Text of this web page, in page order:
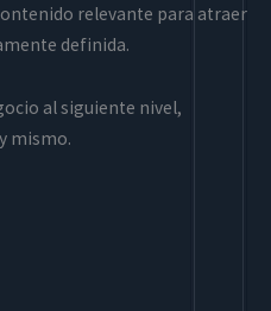
relevante para atraer
definida.
al siguiente nivel,
mismo.